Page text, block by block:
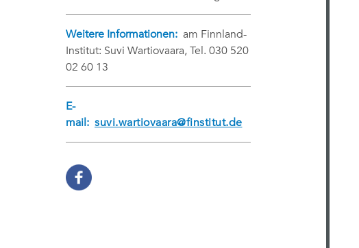
Weitere Informationen: am Finnland-
Institut: Suvi Wartiovaara, Tel. 030 520
02 60 13
E-
mail: suvi.wartiovaara@finstitut.de